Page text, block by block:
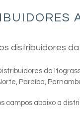
distribuidores
da
Paraíba,
campos abaixo a